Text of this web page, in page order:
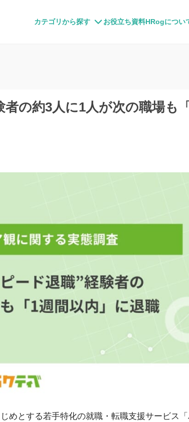
カテゴリから探す お役立ち資料HRogについ
の約3人に1人が次の職場も
めとする若手特化の就職・転職支援サービス「